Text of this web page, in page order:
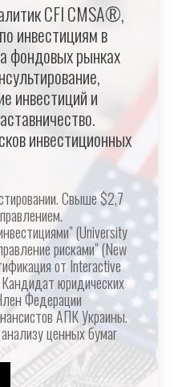
CFI CMSA®,
инвестициям в
фондовых рынках
инвестиций и
инвестиционных
Свыше $2,7
(University
рисками" (New
от Interactive
юридических
Федерации
АПК Украины.
ценных бумаг